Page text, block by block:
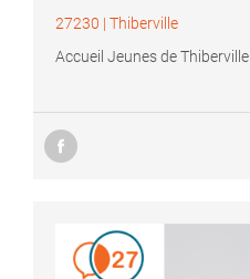
27230 | Thiberville
Accueil Jeunes de Thiberville